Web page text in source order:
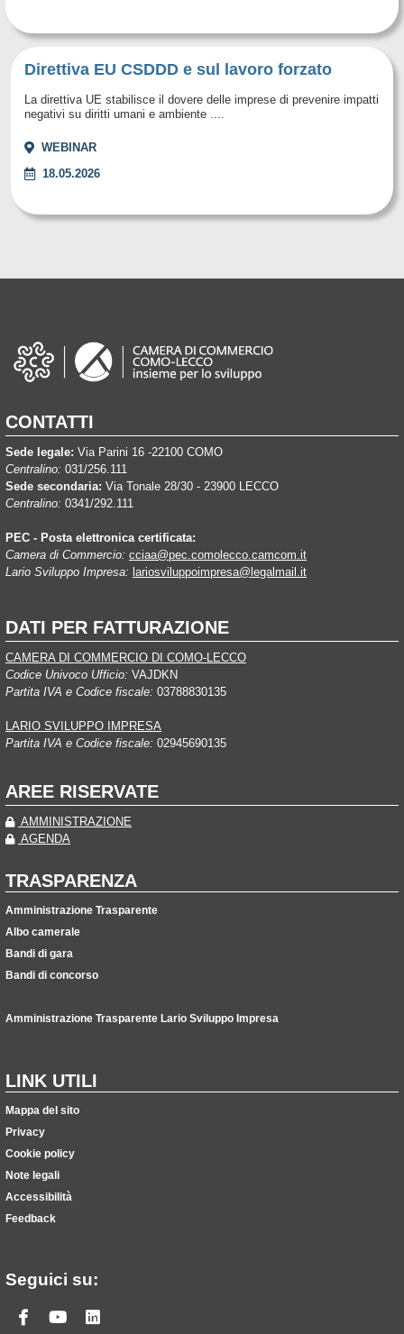
Direttiva EU CSDDD e sul lavoro forzato
La direttiva UE stabilisce il dovere delle imprese di prevenire impatti
negativi su diritti umani e ambiente ....
WEBINAR
18.05.2026
CONTATTI
Sede legale: Via Parini 16 -22100 COMO
Centralino: 031/256.111
Sede secondaria: Via Tonale 28/30 - 23900 LECCO
Centralino: 0341/292.111
PEC - Posta elettronica certificata:
Camera di Commercio: cciaa@pec.comolecco.camcom.it
Lario Sviluppo Impresa: lariosviluppoimpresa@legalmail.it
DATI PER FATTURAZIONE
CAMERA DI COMMERCIO DI COMO-LECCO
Codice Univoco Ufficio: VAJDKN
Partita IVA e Codice fiscale: 03788830135
LARIO SVILUPPO IMPRESA
Partita IVA e Codice fiscale: 02945690135
AREE RISERVATE
AMMINISTRAZIONE
AGENDA
TRASPARENZA
Amministrazione Trasparente
Albo camerale
Bandi di gara
Bandi di concorso
Amministrazione Trasparente Lario Sviluppo Impresa
LINK UTILI
Mappa del sito
Privacy
Cookie policy
Note legali
Accessibilità
Feedback
Seguici su:
Facebook
Youtube